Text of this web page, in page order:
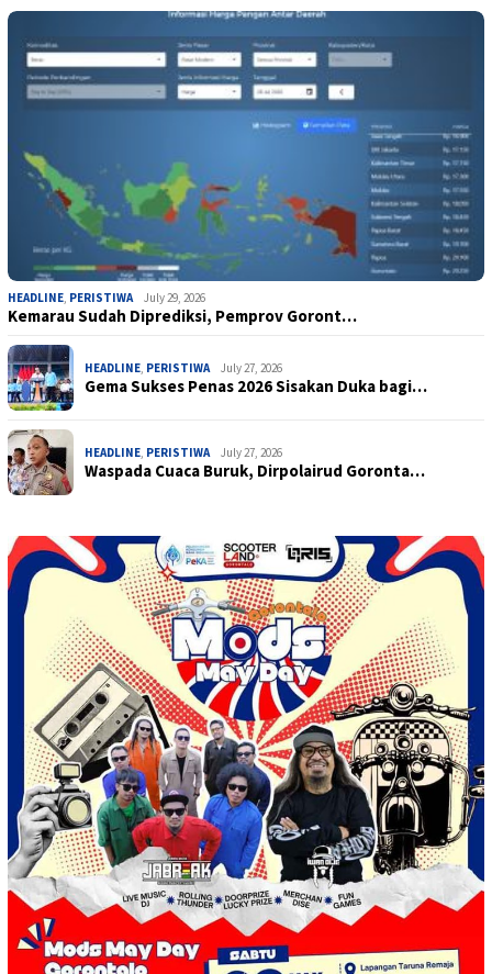
HEADLINE, PERISTIWA July 29, 2026
Kemarau Sudah Diprediksi, Pemprov Goront…
HEADLINE, PERISTIWA July 27, 2026
Gema Sukses Penas 2026 Sisakan Duka bagi…
HEADLINE, PERISTIWA July 27, 2026
Waspada Cuaca Buruk, Dirpolairud Goronta…